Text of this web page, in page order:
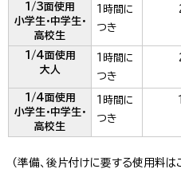
1/3面使用
小学生・中学生・
高校生
1時間に
つき
1/4面使用
大人
1時間に
つき
1/4面使用
小学生・中学生・
高校生
1時間に
つき
（準備、後片付けに要する使用料は